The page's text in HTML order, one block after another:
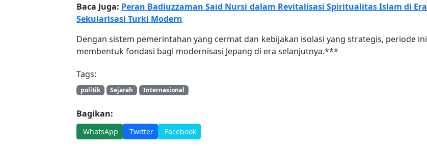
Baca Juga: Peran Badiuzzaman Said Nursi dalam Revitalisasi Spiritualitas Islam di Era
Sekularisasi Turki Modern
Dengan sistem pemerintahan yang cermat dan kebijakan isolasi yang strategis, periode ini
membentuk fondasi bagi modernisasi Jepang di era selanjutnya.***
Tags:
politik Sejarah Internasional
Bagikan:
WhatsApp Twitter Facebook